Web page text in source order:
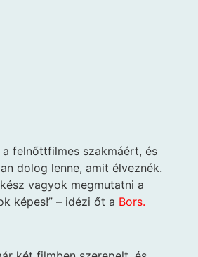
felnőttfilmes szakmáért, és
dolog lenne, amit élveznék.
vagyok megmutatni a
képes!” – idézi őt a Bors.